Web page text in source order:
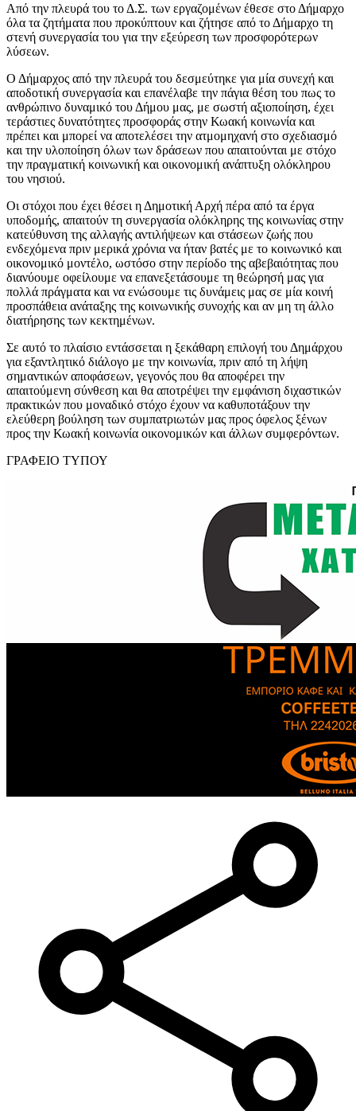
Από την πλευρά του το Δ.Σ. των εργαζομένων έθεσε στο Δήμαρχο
όλα τα ζητήματα που προκύπτουν και ζήτησε από το Δήμαρχο τη
στενή συνεργασία του για την εξεύρεση των προσφορότερων
λύσεων.
Ο Δήμαρχος από την πλευρά του δεσμεύτηκε για μία συνεχή και
αποδοτική συνεργασία και επανέλαβε την πάγια θέση του πως το
ανθρώπινο δυναμικό του Δήμου μας, με σωστή αξιοποίηση, έχει
τεράστιες δυνατότητες προσφοράς στην Κωακή κοινωνία και
πρέπει και μπορεί να αποτελέσει την ατμομηχανή στο σχεδιασμό
και την υλοποίηση όλων των δράσεων που απαιτούνται με στόχο
την πραγματική κοινωνική και οικονομική ανάπτυξη ολόκληρου
του νησιού.
Οι στόχοι που έχει θέσει η Δημοτική Αρχή πέρα από τα έργα
υποδομής, απαιτούν τη συνεργασία ολόκληρης της κοινωνίας στην
κατεύθυνση της αλλαγής αντιλήψεων και στάσεων ζωής που
ενδεχόμενα πριν μερικά χρόνια να ήταν βατές με το κοινωνικό και
οικονομικό μοντέλο, ωστόσο στην περίοδο της αβεβαιότητας που
διανύουμε οφείλουμε να επανεξετάσουμε τη θεώρησή μας για
πολλά πράγματα και να ενώσουμε τις δυνάμεις μας σε μία κοινή
προσπάθεια ανάταξης της κοινωνικής συνοχής και αν μη τη άλλο
διατήρησης των κεκτημένων.
Σε αυτό το πλαίσιο εντάσσεται η ξεκάθαρη επιλογή του Δημάρχου
για εξαντλητικό διάλογο με την κοινωνία, πριν από τη λήψη
σημαντικών αποφάσεων, γεγονός που θα αποφέρει την
απαιτούμενη σύνθεση και θα αποτρέψει την εμφάνιση διχαστικών
πρακτικών που μοναδικό στόχο έχουν να καθυποτάξουν την
ελεύθερη βούληση των συμπατριωτών μας προς όφελος ξένων
προς την Κωακή κοινωνία οικονομικών και άλλων συμφερόντων.
ΓΡΑΦΕΙΟ ΤΥΠΟΥ